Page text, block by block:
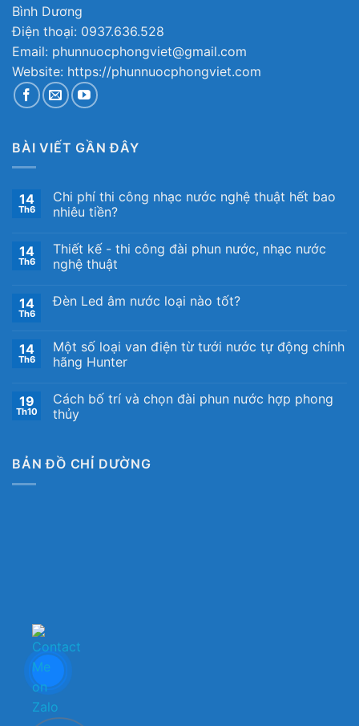
Bình Dương
Điện thoại: 0937.636.528
Email: phunnuocphongviet@gmail.com
Website: https://phunnuocphongviet.com
BÀI VIẾT GẦN ĐÂY
14
Th6
Chi phí thi công nhạc nước nghệ thuật hết bao
nhiêu tiền?
14
Th6
Thiết kế ​- thi công đài phun nước, nhạc nước
nghệ thuật
14
Th6
Đèn Led âm nước loại nào tốt?
14
Th6
Một số loại van điện từ tưới nước tự động chính
hãng Hunter
19
Th10
Cách bố trí và chọn đài phun nước hợp phong
thủy
BẢN ĐỒ CHỈ DƯỜNG